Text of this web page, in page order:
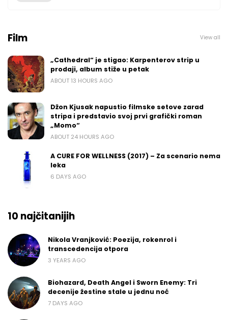
Film View all
„Cathedral“ je stigao: Karpenterov strip u
prodaji, album stiže u petak
ABOUT 13 HOURS AGO
Džon Kjusak napustio filmske setove zarad
stripa i predstavio svoj prvi grafički roman
„Momo“
ABOUT 24 HOURS AGO
A CURE FOR WELLNESS (2017) – Za scenario nema
leka
6 DAYS AGO
10 najčitanijih
Nikola Vranjković: Poezija, rokenrol i
transcedencija otpora
3 YEARS AGO
Biohazard, Death Angel i Sworn Enemy: Tri
decenije žestine stale u jednu noć
7 DAYS AGO